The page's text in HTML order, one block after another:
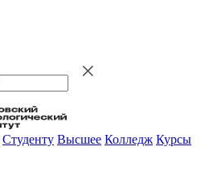
Студенту Высшее Колледж Курсы